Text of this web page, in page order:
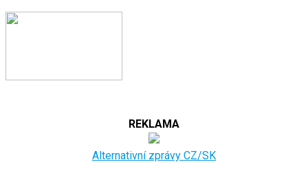
REKLAMA
Alternativní zprávy CZ/SK